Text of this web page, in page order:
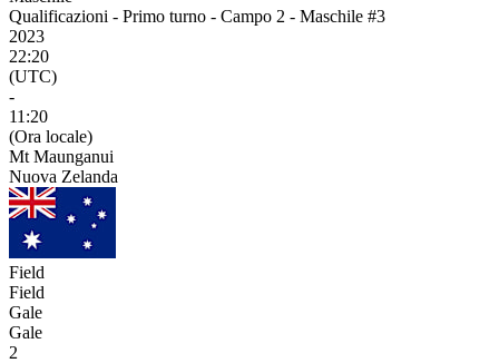
Qualificazioni - Primo turno - Campo 2 - Maschile #3
2023
22:20
(UTC)
-
11:20
(Ora locale)
Mt Maunganui
Nuova Zelanda
Field
Field
Gale
Gale
2